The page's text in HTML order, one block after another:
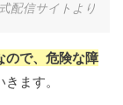
配信サイトより
ので、危険な障
きます。